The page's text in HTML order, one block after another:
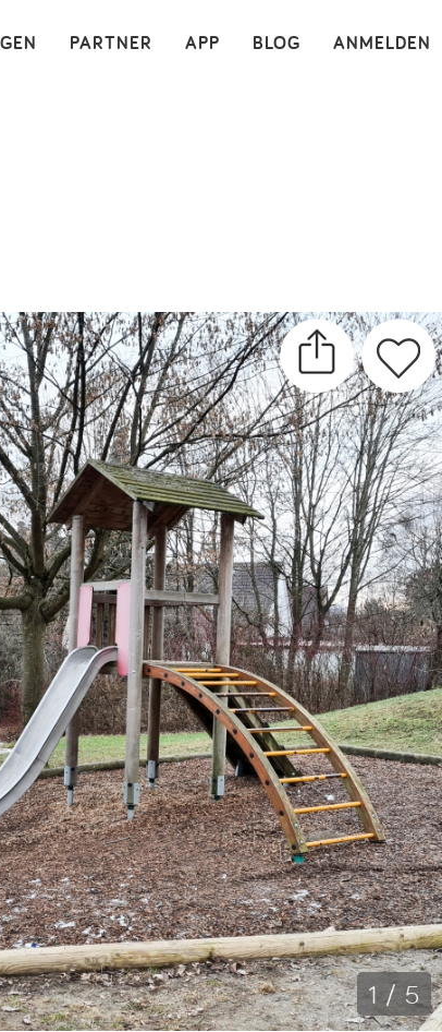
ANMELDEN
BLOG
APP
PARTNER ×
1 / 5